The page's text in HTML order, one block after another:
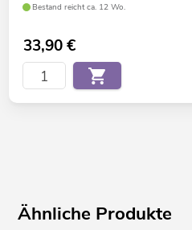
Bestand reicht ca. 12 Wo.
33,90€
Ähnliche Produkte